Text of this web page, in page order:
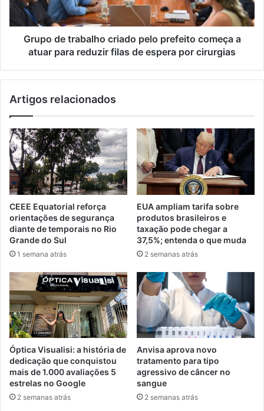
Grupo de trabalho criado pelo prefeito começa a
atuar para reduzir filas de espera por cirurgias
Artigos relacionados
CEEE Equatorial reforça
orientações de segurança
diante de temporais no Rio
Grande do Sul
1 semana atrás
EUA ampliam tarifa sobre
produtos brasileiros e
taxação pode chegar a
37,5%; entenda o que muda
2 semanas atrás
Óptica Visualisi: a história de
dedicação que conquistou
mais de 1.000 avaliações 5
estrelas no Google
2 semanas atrás
Anvisa aprova novo
tratamento para tipo
agressivo de câncer no
sangue
2 semanas atrás